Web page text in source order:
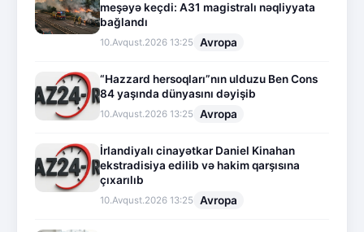
meşəyə keçdi: A31 magistralı nəqliyyata
bağlandı
10.Avqust.2026 13:25 Avropa
“Hazzard hersoqları”nın ulduzu Ben Cons
84 yaşında dünyasını dəyişib
10.Avqust.2026 13:25 Avropa
İrlandiyalı cinayətkar Daniel Kinahan
ekstradisiya edilib və hakim qarşısına
çıxarılıb
10.Avqust.2026 13:25 Avropa